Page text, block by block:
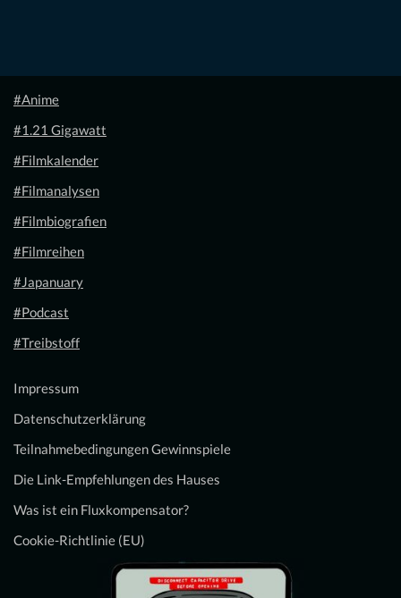
#Anime
#1.21 Gigawatt
#Filmkalender
#Filmanalysen
#Filmbiografien
#Filmreihen
#Japanuary
#Podcast
#Treibstoff
Impressum
Datenschutzerklärung
Teilnahmebedingungen Gewinnspiele
Die Link-Empfehlungen des Hauses
Was ist ein Fluxkompensator?
Cookie-Richtlinie (EU)